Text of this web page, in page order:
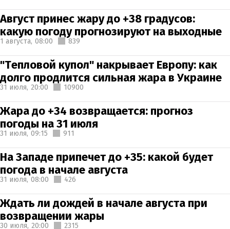
Август принес жару до +38 градусов:
какую погоду прогнозируют на выходные
1 августа, 08:00 839
"Тепловой купол" накрывает Европу: как
долго продлится сильная жара в Украине
31 июля, 20:00 10900
Жара до +34 возвращается: прогноз
погоды на 31 июля
31 июля, 09:15 911
На Западе припечет до +35: какой будет
погода в начале августа
31 июля, 08:00 426
Ждать ли дождей в начале августа при
возвращении жары
30 июля, 20:00 2315